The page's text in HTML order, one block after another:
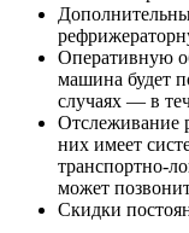
Оперативную
машина будет
случаях — в
Отслеживание
них имеет
транспортно-
может
Скидки